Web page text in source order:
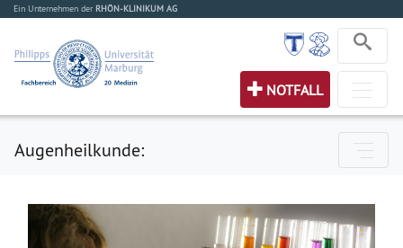
Ein Unternehmen der RHÖN-KLINIKUM AG
NOTFALL
Augenheilkunde: